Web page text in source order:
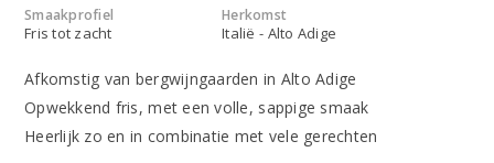
Smaakprofiel
Fris tot zacht
Herkomst
Italië - Alto Adige
Afkomstig van bergwijngaarden in Alto Adige
Opwekkend fris, met een volle, sappige smaak
Heerlijk zo en in combinatie met vele gerechten